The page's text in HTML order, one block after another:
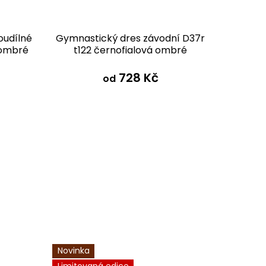
Gymnastický dres závodní D37r
t122 černofialová ombré
od728 Kč
Novinka